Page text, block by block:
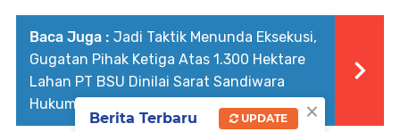
Baca Juga : Jadi Taktik Menunda Eksekusi,
Gugatan Pihak Ketiga Atas 1.300 Hektare
Lahan PT BSU Dinilai Sarat Sandiwara
Hukum
×
Berita Terbaru UPDATE